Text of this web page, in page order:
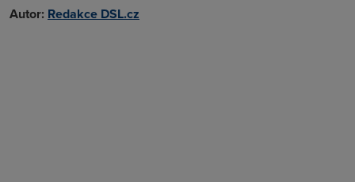
Autor: Redakce DSL.cz